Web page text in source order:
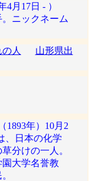
月17日 - ）
ニックネーム
人
山形県出
1893年）10月2
、日本の化学
分けの一人。
大学名誉教